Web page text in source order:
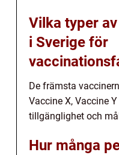
Vilka typer
i Sverige för
De främsta
Vaccine X, Vaccine
tillgänglighet och
Hur många